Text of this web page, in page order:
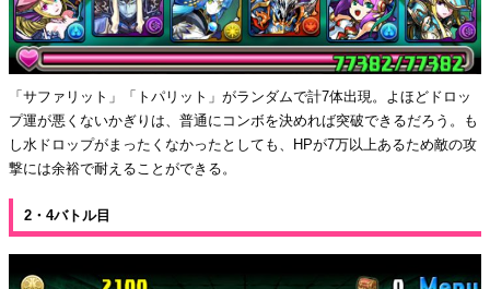
「サファリット」「トパリット」がランダムで計7体出現。よほどドロッ
プ運が悪くないかぎりは、普通にコンボを決めれば突破できるだろう。も
し水ドロップがまったくなかったとしても、HPが7万以上あるため敵の攻
撃には余裕で耐えることができる。
2・4バトル目